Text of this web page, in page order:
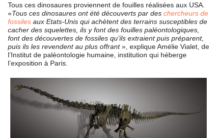
Tous ces dinosaures proviennent de fouilles réalisées aux USA.
«Tous ces dinosaures ont été découverts par des chercheurs de
fossiles aux Etats-Unis qui achètent des terrains susceptibles de
cacher des squelettes, ils y font des fouilles paléontologiques,
font des découvertes de fossiles qu’ils extraient puis préparent,
puis ils les revendent au plus offrant», explique Amélie Vialet, de
l’Institut de paléontologie humaine, institution qui héberge
l’exposition à Paris.